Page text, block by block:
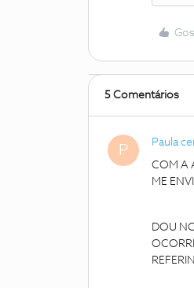
5 Comentários
P Paula
COM A
ME
DOU